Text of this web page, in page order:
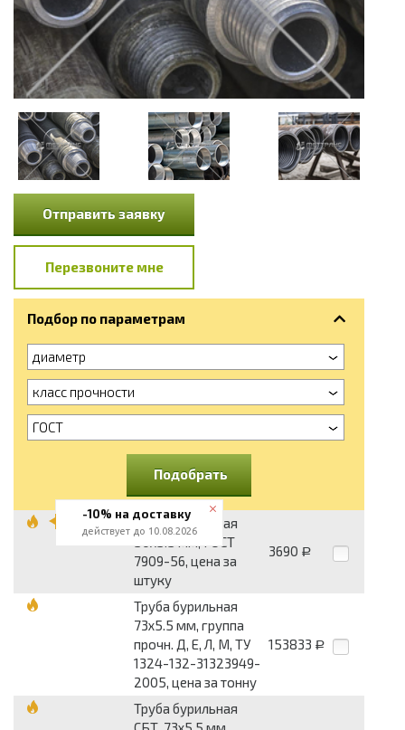
Отправить заявку
Перезвоните мне
Подбор по параметрам
диаметр
класс прочности
ГОСТ
Подобрать
Труба бурильная
50х5.5 мм, ГОСТ
7909-56, цена за
штуку
3690 Р
Труба бурильная
73х5.5 мм, группа
прочн. Д, Е, Л, М, ТУ
1324-132-31323949-
2005, цена за тонну
153833 Р
Труба бурильная
-10% на доставку
действует до 10.08.2026